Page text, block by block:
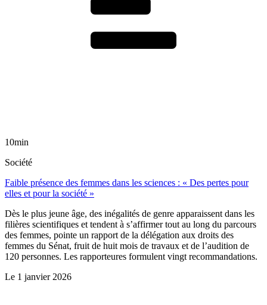
10min
Société
Faible présence des femmes dans les sciences : « Des pertes pour
elles et pour la société »
Dès le plus jeune âge, des inégalités de genre apparaissent dans les
filières scientifiques et tendent à s’affirmer tout au long du parcours
des femmes, pointe un rapport de la délégation aux droits des
femmes du Sénat, fruit de huit mois de travaux et de l’audition de
120 personnes. Les rapporteures formulent vingt recommandations.
Le 1 janvier 2026